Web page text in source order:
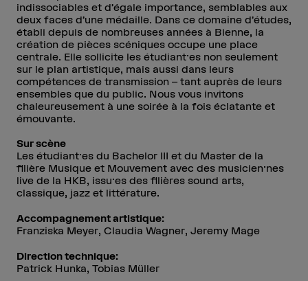
indissociables et d’égale importance, semblables aux
deux faces d’une médaille. Dans ce domaine d’études,
établi depuis de nombreuses années à Bienne, la
création de pièces scéniques occupe une place
centrale. Elle sollicite les étudiant·es non seulement
sur le plan artistique, mais aussi dans leurs
compétences de transmission – tant auprès de leurs
ensembles que du public. Nous vous invitons
chaleureusement à une soirée à la fois éclatante et
émouvante.
Sur scène
Les étudiant·es du Bachelor III et du Master de la
filière Musique et Mouvement avec des musicien·nes
live de la HKB, issu·es des filières sound arts,
classique, jazz et littérature.
Accompagnement artistique:
Franziska Meyer, Claudia Wagner, Jeremy Mage
Direction technique:
Patrick Hunka, Tobias Müller